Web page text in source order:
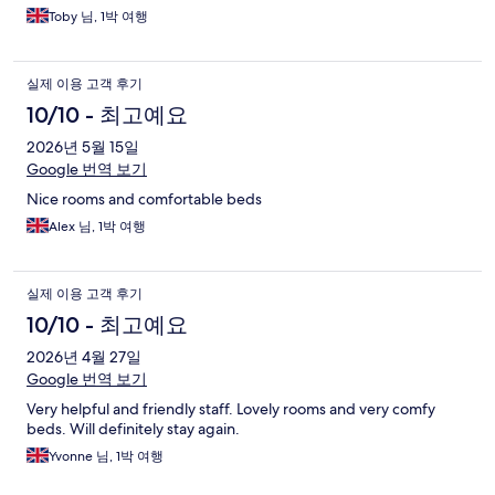
Toby 님, 1박 여행
실제 이용 고객 후기
10/10 - 최고예요
2026년 5월 15일
Google 번역 보기
Nice rooms and comfortable beds
Alex 님, 1박 여행
실제 이용 고객 후기
10/10 - 최고예요
2026년 4월 27일
Google 번역 보기
Very helpful and friendly staff. Lovely rooms and very comfy
beds. Will definitely stay again.
Yvonne 님, 1박 여행